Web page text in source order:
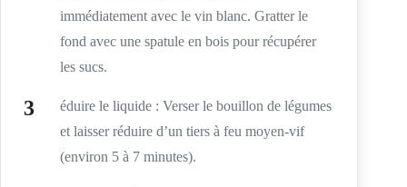
immédiatement avec le vin blanc. Gratter le
fond avec une spatule en bois pour récupérer
les sucs.
éduire le liquide : Verser le bouillon de légumes
et laisser réduire d’un tiers à feu moyen-vif
(environ 5 à 7 minutes).